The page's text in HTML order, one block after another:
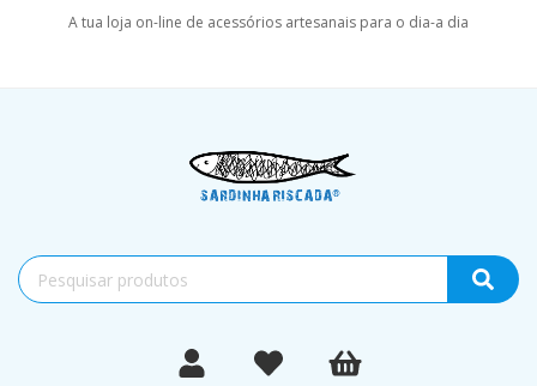
A tua loja on-line de acessórios artesanais para o dia-a dia